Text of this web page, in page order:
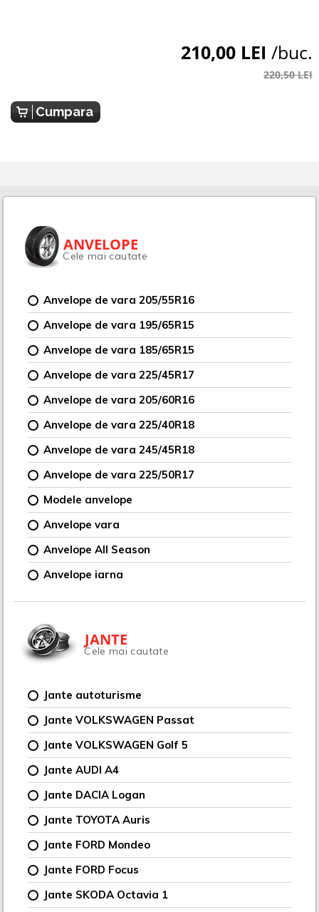
210,00 LEI /buc.
220,50 LEI
Cumpara
ANVELOPE
Cele mai cautate
Anvelope de vara 205/55R16
Anvelope de vara 195/65R15
Anvelope de vara 185/65R15
Anvelope de vara 225/45R17
Anvelope de vara 205/60R16
Anvelope de vara 225/40R18
Anvelope de vara 245/45R18
Anvelope de vara 225/50R17
Modele anvelope
Anvelope vara
Anvelope All Season
Anvelope iarna
JANTE
Cele mai cautate
Jante autoturisme
Jante VOLKSWAGEN Passat
Jante VOLKSWAGEN Golf 5
Jante AUDI A4
Jante DACIA Logan
Jante TOYOTA Auris
Jante FORD Mondeo
Jante FORD Focus
Jante SKODA Octavia 1